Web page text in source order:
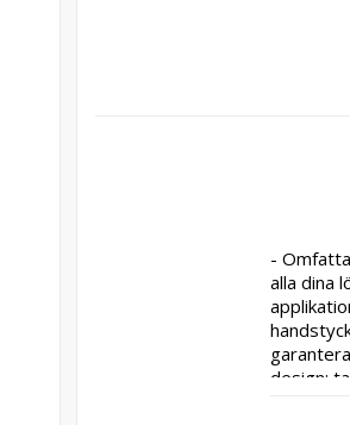
-
alla dina
design:
gånger